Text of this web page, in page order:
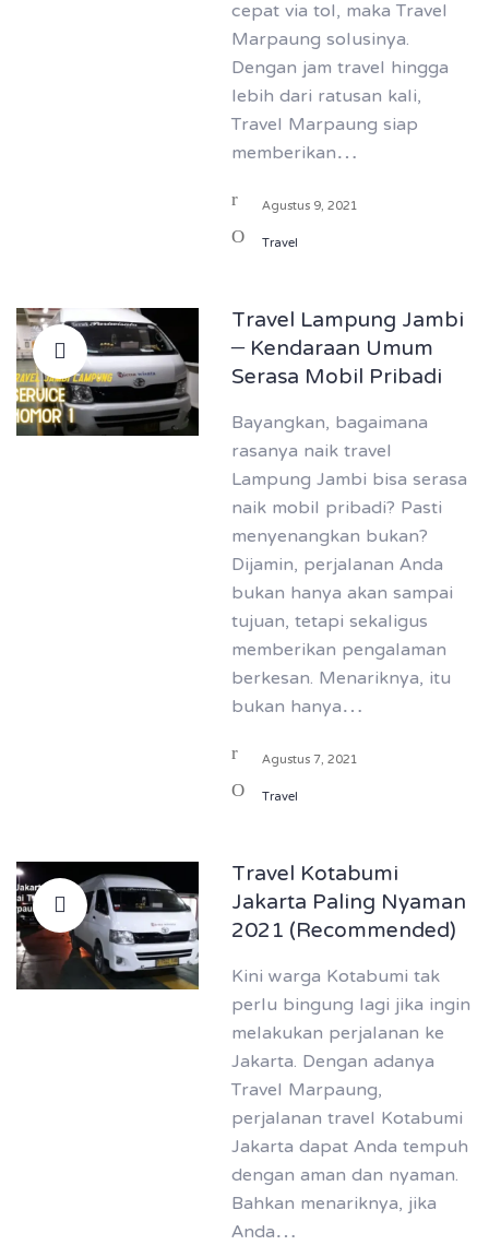
cepat via tol, maka Travel
Marpaung solusinya.
Dengan jam travel hingga
lebih dari ratusan kali,
Travel Marpaung siap
memberikan…
Agustus 9, 2021
Travel
Travel Lampung Jambi
– Kendaraan Umum
Serasa Mobil Pribadi
Bayangkan, bagaimana
rasanya naik travel
Lampung Jambi bisa serasa
naik mobil pribadi? Pasti
menyenangkan bukan?
Dijamin, perjalanan Anda
bukan hanya akan sampai
tujuan, tetapi sekaligus
memberikan pengalaman
berkesan. Menariknya, itu
bukan hanya…
Agustus 7, 2021
Travel
Travel Kotabumi
Jakarta Paling Nyaman
2021 (Recommended)
Kini warga Kotabumi tak
perlu bingung lagi jika ingin
melakukan perjalanan ke
Jakarta. Dengan adanya
Travel Marpaung,
perjalanan travel Kotabumi
Jakarta dapat Anda tempuh
dengan aman dan nyaman.
Bahkan menariknya, jika
Anda…